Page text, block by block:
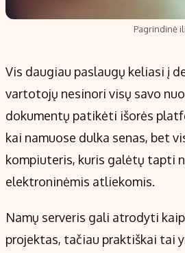
Privatumo politika
Regionų naujienos
Indėlių palūkanos
Pagrindinė
Vis daugiau paslaugų keliasi į
vartotojų nesinori visų savo
dokumentų patikėti išorės
kai namuose dulka senas, bet
kompiuteris, kuris galėtų tapti
elektroninėmis atliekomis.
Namų serveris gali atrodyti
projektas, tačiau praktiškai tai